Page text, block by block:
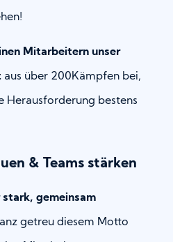
Mitarbeitern unser
aus über 200Kämpfen bei,
Herausforderung bestens
& Teams stärken
gemeinsam
getreu diesem Motto